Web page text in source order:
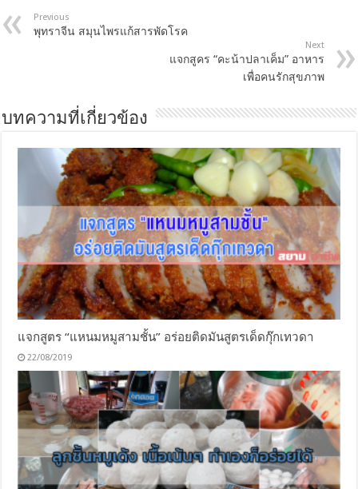
Previous
พุทราจีน สมุนไพรแก้สารพัดโรค
Next
แจกสูคร “คะน้าปลาเค็ม” อาหาร
เพื่อคนรักสุขภาพ
บทความที่เกี่ยวข้อง
แจกสูตร “แหนมหมูสามชั้น” อร่อยติดมันสูตรเด็ดกุ๊กเทวดา
22/08/2019